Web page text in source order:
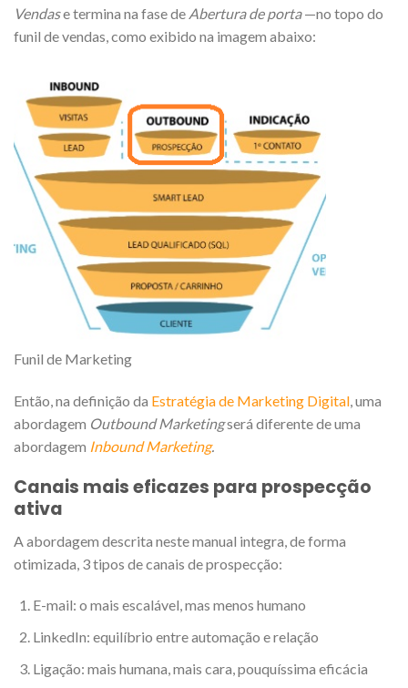
Vendase termina na fase de Abertura de porta—no topo do
funil de vendas, como exibido na imagem abaixo:
Funil de Marketing
Então, na definição da Estratégia de Marketing Digital, uma
abordagem Outbound Marketingserá diferente de uma
abordagem Inbound Marketing.
Canais mais eficazes para prospecção
ativa
A abordagem descrita neste manual integra, de forma
otimizada, 3 tipos de canais de prospecção:
E-mail: o mais escalável, mas menos humano
LinkedIn: equilíbrio entre automação e relação
Ligação: mais humana, mais cara, pouquíssima eficácia